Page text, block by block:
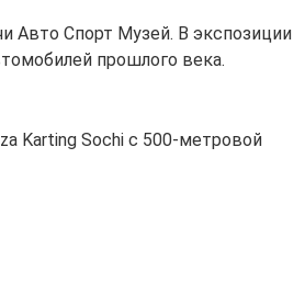
Авто Спорт Музей. В экспозиции
прошлого века.
Karting Sochi с 500-метровой